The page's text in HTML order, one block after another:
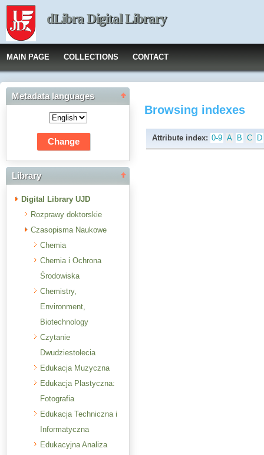
dLibra Digital Library
MAIN PAGE COLLECTIONS CONTACT
Metadata languages
Library
Digital Library UJD
Rozprawy doktorskie
Czasopisma Naukowe
Chemia
Chemia i Ochrona
Środowiska
Chemistry,
Environment,
Biotechnology
Czytanie
Dwudziestolecia
Edukacja Muzyczna
Edukacja Plastyczna:
Fotografia
Edukacja Techniczna i
Informatyczna
Edukacyjna Analiza
Browsing indexes
Attribute index: 0-9 A B C D